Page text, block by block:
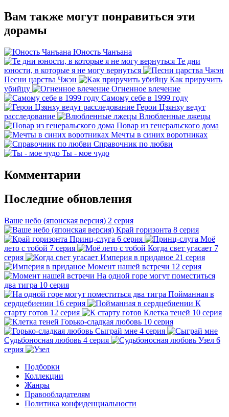
Вам также могут понравиться эти
дорамы
Юность Чанъана
Те дни
юности, в которые я не могу вернуться
Песни царства Чжэн
Как приручить
убийцу
Огненное влечение
Самому себе в 1999 году
Герои Цзянху ведут
расследование
Влюбленные лжецы
Повар из генеральского дома
Мечты в синих воротниках
Справочник по любви
Ты - мое чудо
Комментарии
Последние обновления
Ваше небо (японская версия) 2 серия
Край горизонта 8 серия
Принц-слуга 6 серия
Моё
лето с тобой 7 серия Когда свет угасает 7
серия
Империя в приданое 21 серия
Момент нашей встречи 12 серия
На одной горе могут поместиться
два тигра 10 серия
Пойманная в
сердцебиении 16 серия
К
старту готов 12 серия Клетка теней 10 серия
Горько-сладкая любовь 10 серия
Сыграй мне 4 серия
Судьбоносная любовь 4 серия Узел 6
серия
Подборки
Коллекции
Жанры
Правообладателям
Политика конфиденциальности